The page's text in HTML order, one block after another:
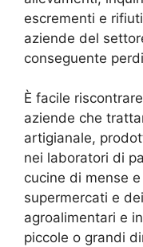
escrementi e
aziende del
conseguente
È facile
aziende che
artigianale,
nei laboratori di
cucine di mense
supermercati e
agroalimentari e
piccole o grandi